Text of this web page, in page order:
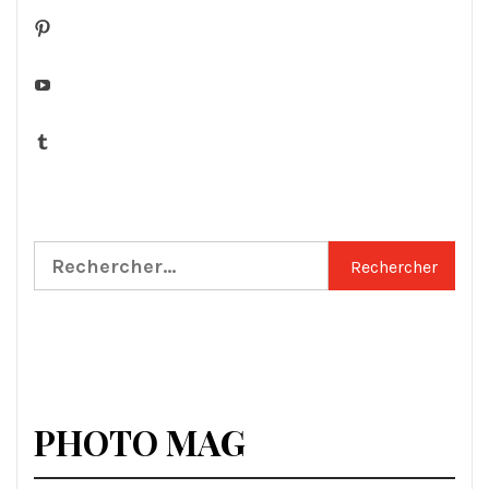
Pinterest
YouTube
Tumblr
Rechercher :
PHOTO MAG